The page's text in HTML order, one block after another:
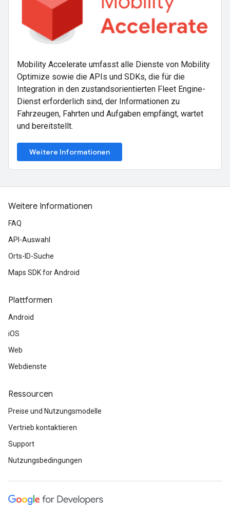
Mobility Accelerate umfasst alle Dienste von Mobility
Optimize sowie die APIs und SDKs, die für die
Integration in den zustandsorientierten Fleet Engine-
Dienst erforderlich sind, der Informationen zu
Fahrzeugen, Fahrten und Aufgaben empfängt, wartet
und bereitstellt.
Weitere Informationen
Weitere Informationen
FAQ
API-Auswahl
Orts-ID-Suche
Maps SDK for Android
Plattformen
Android
iOS
Web
Webdienste
Ressourcen
Preise und Nutzungsmodelle
Vertrieb kontaktieren
Support
Nutzungsbedingungen